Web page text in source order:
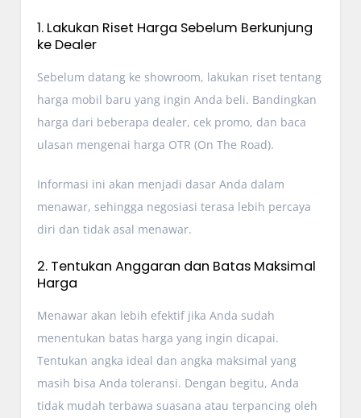
1. Lakukan Riset Harga Sebelum Berkunjung
ke Dealer
Sebelum datang ke showroom, lakukan riset tentang
harga mobil baru yang ingin Anda beli. Bandingkan
harga dari beberapa dealer, cek promo, dan baca
ulasan mengenai harga OTR (On The Road).
Informasi ini akan menjadi dasar Anda dalam
menawar, sehingga negosiasi terasa lebih percaya
diri dan tidak asal menawar.
2. Tentukan Anggaran dan Batas Maksimal
Harga
Menawar akan lebih efektif jika Anda sudah
menentukan batas harga yang ingin dicapai.
Tentukan angka ideal dan angka maksimal yang
masih bisa Anda toleransi. Dengan begitu, Anda
tidak mudah terbawa suasana atau terpancing oleh